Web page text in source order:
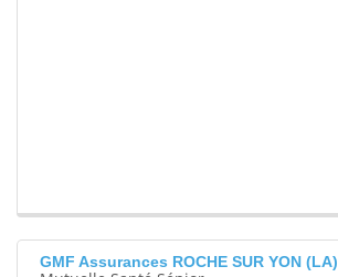
GMF Assurances ROCHE SUR YON (LA)